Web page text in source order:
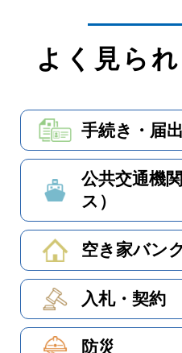
よく見ら
手続き・届出
公共交通機
ス）
空き家バン
入札・契約
防災